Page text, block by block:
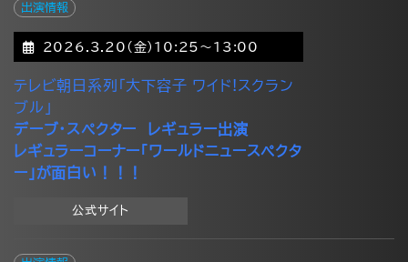
出演情報
2026.3.20(金)10:25～13:00
テレビ朝日系列「大下容子 ワイド!スクラン
ブル」
デーブ・スペクター レギュラー出演
レギュラーコーナー「ワールドニュースペクタ
ー」が面白い！！！
公式サイト